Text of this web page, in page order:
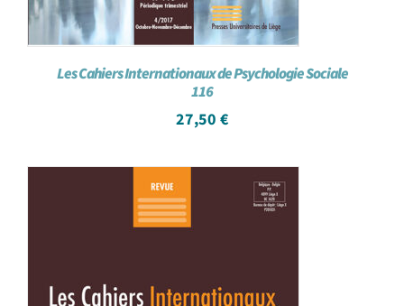
Les Cahiers Internationaux de Psychologie Sociale
116
27,50 €